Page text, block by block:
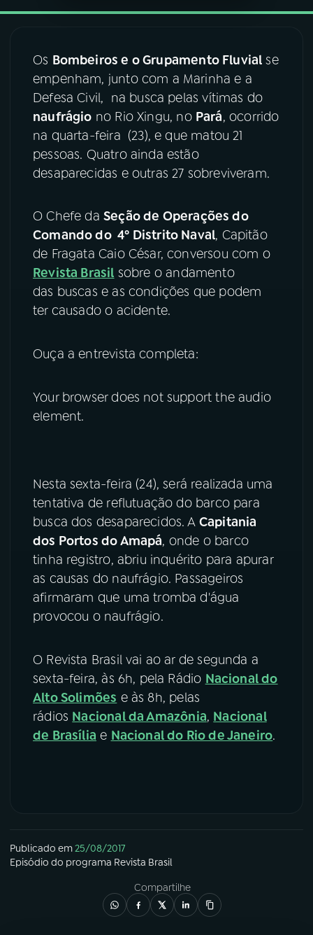
06VIDEOCASTS
07ÚLTIMAS
FESTIVAL DE MÚSICA
ACOMPANHE A RÁDIO NACIONAL
Instagram X
TikTok
Os Bombeiros e o Grupamento Fluvial se
empenham, junto com a Marinha e a
Defesa Civil, na busca pelas vítimas do
naufrágio no Rio Xingu, no Pará, ocorrido
na quarta-feira (23), e que matou 21
pessoas. Quatro ainda estão
desaparecidas e outras 27 sobreviveram.
O Chefe da Seção de Operações do
Comando do 4º Distrito Naval, Capitão
de Fragata Caio César, conversou com o
Revista Brasil sobre o andamento
das buscas e as condições que podem
ter causado o acidente.
Ouça a entrevista completa:
Your browser does not support the audio
element.
Nesta sexta-feira (24), será realizada uma
tentativa de reflutuação do barco para
busca dos desaparecidos. A Capitania
dos Portos do Amapá, onde o barco
tinha registro, abriu inquérito para apurar
as causas do naufrágio. Passageiros
afirmaram que uma tromba d'água
provocou o naufrágio.
O Revista Brasil vai ao ar de segunda a
sexta-feira, às 6h, pela Rádio Nacional do
Alto Solimões e às 8h, pelas
rádios Nacional da Amazônia, Nacional
de Brasília e Nacional do Rio de Janeiro.
Publicado em25/08/2017
Episódio do programa Revista Brasil
Compartilhe